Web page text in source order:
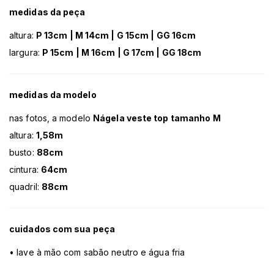
medidas da peça
altura: P 13cm | M 14cm | G 15cm | GG 16cm
largura: P 15cm | M 16cm | G 17cm | GG 18cm
medidas da modelo
nas fotos, a modelo Nágela veste top tamanho M
altura: 1,58m
busto: 88cm
cintura: 64cm
quadril: 88cm
cuidados com sua peça
• lave à mão com sabão neutro e água fria